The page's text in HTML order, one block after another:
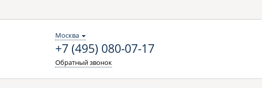
Москва
+7 (495) 080-07-17
Обратный звонок